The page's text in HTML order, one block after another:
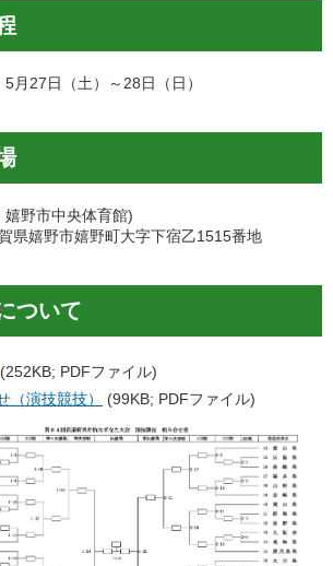
月27日（土）～28日（日）
野市中央体育館)
嬉野市嬉野町大字下宿乙1515番地
ついて
(252KB; PDFファイル)
（演技競技）
(99KB; PDFファイル)